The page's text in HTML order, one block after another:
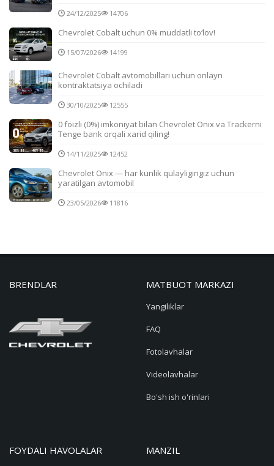
24/12/2025 14706
Chevrolet Cobalt uchun 0% muddatli to‘lov!
15/07/2026 14199
Chevrolet Cobalt avtomobillari uchun onlayn
kontraktatsiya ochiladi
30/10/2025 12555
0 foizli (0%) imkoniyat bilan Chevrolet Onix va Trackerni
Tenge bank orqali xarid qiling!
14/11/2025 12452
Chevrolet Onix — har kunlik qulayligingiz uchun
yaratilgan avtomobil
23/05/2026 11816
BRENDLAR MATBUOT MARKAZI
Yangiliklar
FAQ
Fotolavhalar
Videolavhalar
Bo'sh ish o'rinlari
FOYDALI HAVOLALAR MANZIL